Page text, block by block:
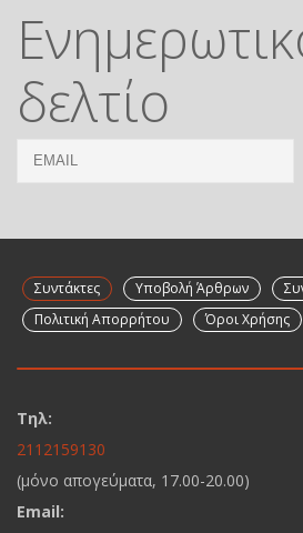
δελτίο
Email
Συντάκτες Υποβολή Άρθρων
Πολιτική Απορρήτου
Όροι Χρήσης
Τηλ:
2112159130
(μόνο απογεύματα, 17.00-20.00)
Email: